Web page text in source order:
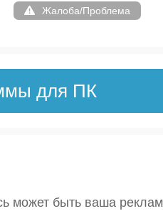
Жалоба/Проблема
для ПК